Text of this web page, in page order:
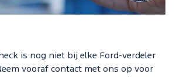
is nog niet bij elke Ford-verdeler
vooraf contact met ons op voor